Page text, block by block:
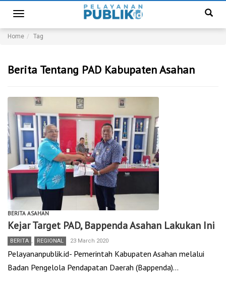
Toggle
navigation
Home Tag
Berita Tentang PAD Kabupaten Asahan
BERITA ASAHAN
Kejar Target PAD, Bappenda Asahan Lakukan Ini
BERITA , REGIONAL 23 March 2020
Pelayananpublik.id- Pemerintah Kabupaten Asahan melalui
Badan Pengelola Pendapatan Daerah (Bappenda)…